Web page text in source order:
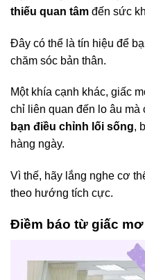
thiếu quan tâm đến sức
Đây có thể là tín hiệu để
chăm sóc bản thân.
Một khía cạnh khác, giấc
chỉ liên quan đến lo âu mà
bạn điều chỉnh lối sống,
hàng ngày.
Vì thế, hãy lắng nghe cơ
theo hướng tích cực.
Điềm báo từ giấc